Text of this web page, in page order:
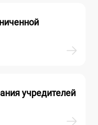
учредителей